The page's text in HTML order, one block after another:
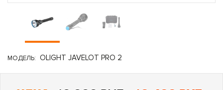
МОДЕЛЬ: OLIGHT JAVELOT PRO 2